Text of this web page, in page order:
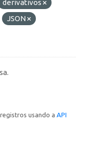
derivativos
JSON
usando a API